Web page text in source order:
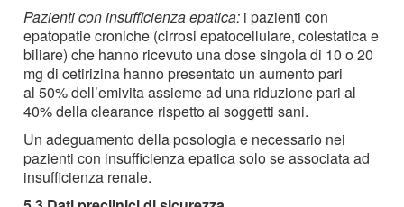
Pazienti con insufficienza epatica: i pazienti con
epatopatie croniche (cirrosi epatocellulare, colestatica e
biliare) che hanno ricevuto una dose singola di 10 o 20
mg di cetirizina hanno presentato un aumento pari
al 50% dell’emivita assieme ad una riduzione pari al
40% della clearance rispetto ai soggetti sani.
Un adeguamento della posologia e necessario nei
pazienti con insufficienza epatica solo se associata ad
insufficienza renale.